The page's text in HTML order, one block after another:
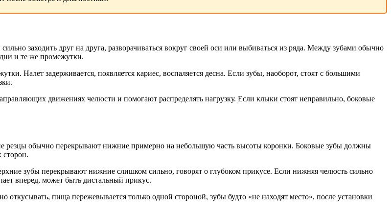
заходить друг на друга, разворачиваться вокруг своей оси или выбиваться из ряда. Между зубами обычно
и те же промежутки.
Налет задерживается, появляется кариес, воспаляется десна. Если зубы, наоборот, стоят с большими
движениях челюсти и помогают распределять нагрузку. Если клыки стоят неправильно, боковые
резцы обычно перекрывают нижние примерно на небольшую часть высоты коронки. Боковые зубы должны
сторон.
зубы перекрывают нижние слишком сильно, говорят о глубоком прикусе. Если нижняя челюсть сильно
вперед, может быть дистальный прикус.
пища пережевывается только одной стороной, зубы будто «не находят место», после установки